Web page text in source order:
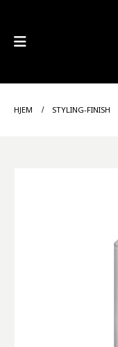
HJEM STYLING-FINISH